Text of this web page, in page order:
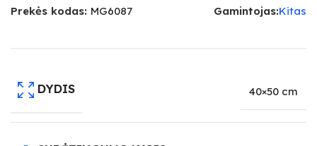
Prekės kodas: MG6087 Gamintojas:Kitas
DYDIS 40×50 cm